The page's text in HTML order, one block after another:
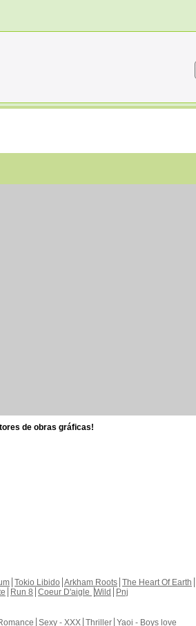
de obras gráficas!
Tokio Libido Arkham Roots The Heart Of Earth
Run 8 Coeur D'aigle Wild
Pnj
Sexy - XXX Thriller Yaoi - Boys love